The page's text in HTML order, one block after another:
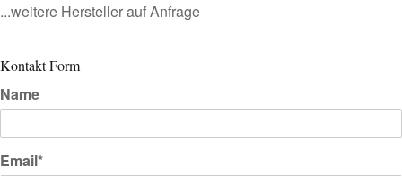
...weitere Hersteller auf Anfrage
Kontakt Form
Name
Email*